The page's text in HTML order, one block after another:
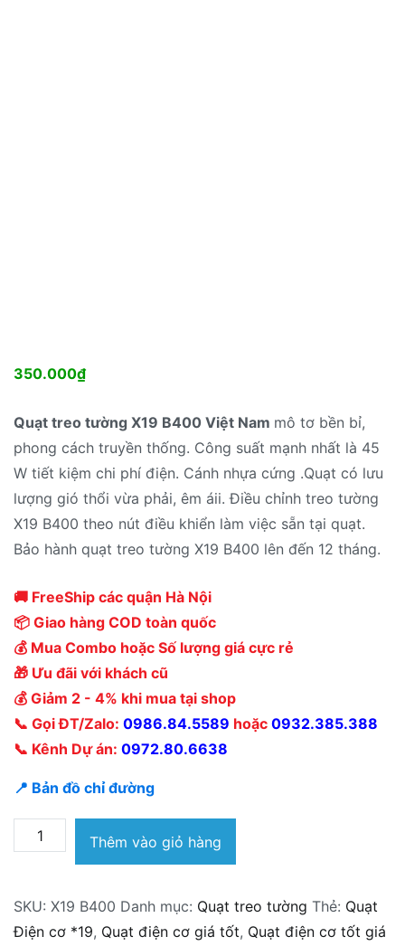
350.000₫
Quạt treo tường X19 B400 Việt Nam mô tơ bền bỉ,
phong cách truyền thống. Công suất mạnh nhất là 45
W tiết kiệm chi phí điện. Cánh nhựa cứng .Quạt có lưu
lượng gió thổi vừa phải, êm áii. Điều chỉnh treo tường
X19 B400 theo nút điều khiển làm việc sẵn tại quạt.
Bảo hành quạt treo tường X19 B400 lên đến 12 tháng.
🚚 FreeShip các quận Hà Nội
📦 Giao hàng COD toàn quốc
💰 Mua Combo hoặc Số lượng giá cực rẻ
🎁 Ưu đãi với khách cũ
💰 Giảm 2 - 4% khi mua tại shop
📞 Gọi ĐT/Zalo: 0986.84.5589 hoặc 0932.385.388
📞 Kênh Dự án: 0972.80.6638
📍 Bản đồ chỉ đường
Quạt
treo
X19
B400
Thêm vào giỏ hàng
SKU: X19 B400 Danh mục: Quạt treo tường Thẻ: Quạt
Điện cơ *19, Quạt điện cơ giá tốt, Quạt điện cơ tốt giá